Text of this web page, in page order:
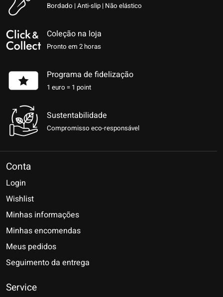
Bordado | Anti-slip | Não elástico
Coleção na loja
Pronto em 2 horas
Programa de fidelização
1 euro = 1 point
Sustentabilidade
Compromisso eco-responsável
Conta
Login
Wishlist
Minhas informações
Minhas encomendas
Meus pedidos
Seguimento da entrega
Service